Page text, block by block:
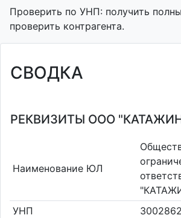
Проверить по УНП: получить
проверить контрагента.
СВОДКА
РЕКВИЗИТЫ ООО
Наименование ЮЛ
УНП